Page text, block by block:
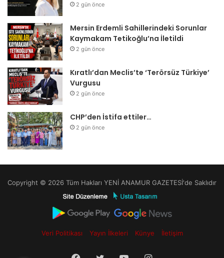
2 gün önce
Mersin Erdemli Sahillerindeki Sorunlar
Kaymakam Tetikoğlu’na İletildi
2 gün önce
Kıratlı’dan Meclis’te ‘Terörsüz Türkiye’
Vurgusu
2 gün önce
CHP’den İstifa ettiler…
2 gün önce
Copyright © 2026 Tüm Hakları YENİ ANAMUR GAZETESİ'de Saklıdır
Veri Politikası Yayın İlkeleri Künye İletişim